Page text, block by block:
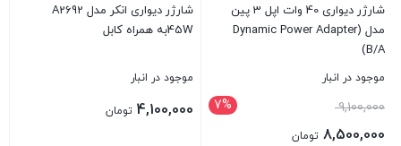
شارژر دیواری 40 وات اپل 3 پین
مدل (Dynamic Power Adapter
(B/A
موجود در انبار
7% 9,100,000
8,500,000 تومان
شارژر دیواری انکر مدل A2692
45Wبه همراه کابل
موجود در انبار
4,100,000 تومان